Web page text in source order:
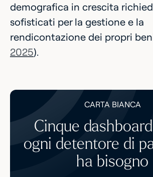
demografica in crescita
sofisticati per la gestione e la
rendicontazione dei propri
2025).
CARTA BIANCA
Cinque
ogni detentore di
ha bisogno